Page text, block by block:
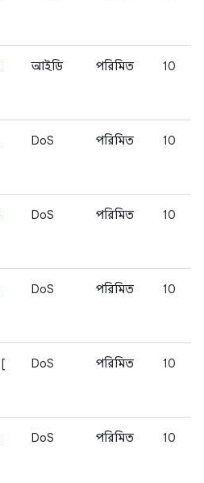
আইডি পরিমিত 10
DoS পরিমিত 10
DoS পরিমিত 10
DoS পরিমিত 10
[
DoS পরিমিত 10
DoS পরিমিত 10